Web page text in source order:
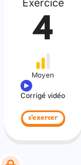
4
Moyen
Corrigé vidéo
s'exercer